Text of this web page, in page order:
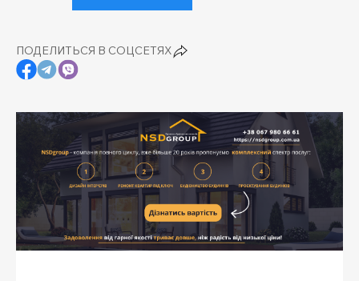
ПОДЕЛИТЬСЯ В СОЦСЕТЯХ